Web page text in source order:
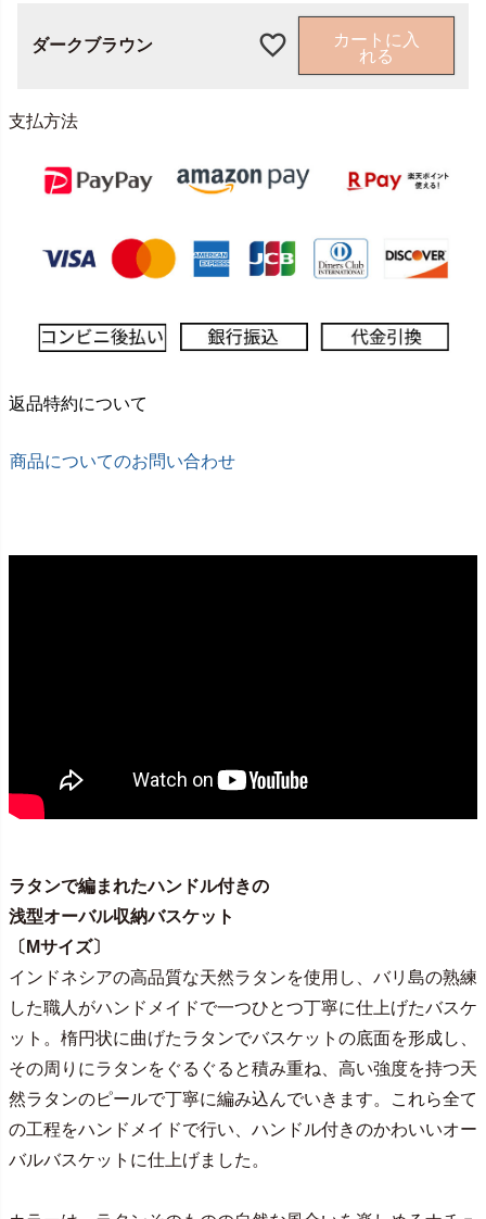
ダークブラウン
カートに入
れる
支払方法
返品特約について
商品についてのお問い合わせ
ラタンで編まれたハンドル付きの
浅型オーバル収納バスケット
〔Mサイズ〕
インドネシアの高品質な天然ラタンを使用し、バリ島の熟練
した職人がハンドメイドで一つひとつ丁寧に仕上げたバスケ
ット。楕円状に曲げたラタンでバスケットの底面を形成し、
その周りにラタンをぐるぐると積み重ね、高い強度を持つ天
然ラタンのピールで丁寧に編み込んでいきます。これら全て
の工程をハンドメイドで行い、ハンドル付きのかわいいオー
バルバスケットに仕上げました。